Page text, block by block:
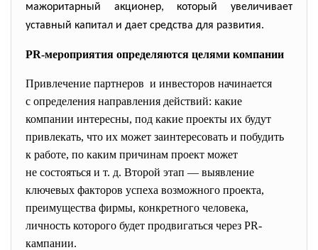
мажоритарный акционер, который увеличивает
уставный капитал и дает средства для развития.
PR-мероприятия определяются целями компании
Привлечение партнеров и инвесторов начинается
с определения направления действий: какие
компании интересны, под какие проекты их будут
привлекать, что их может заинтересовать и побудить
к работе, по каким причинам проект может
не состояться и т. д. Второй этап — выявление
ключевых факторов успеха возможного проекта,
преимущества фирмы, конкретного человека,
личность которого будет продвигаться через PR-
кампании.